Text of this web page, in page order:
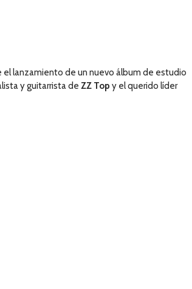
lanzamiento de un nuevo álbum de estudio
y guitarrista de ZZ Top y el querido líder